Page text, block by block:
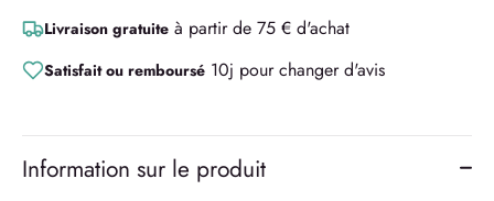
Livraison gratuite à partir de 75 € d'achat
Satisfait ou remboursé 10j pour changer d'avis
Information sur le produit